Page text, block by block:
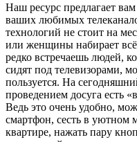
Наш ресурс предлагает
ваших любимых
технологий не стоит на
или женщины набирает
редко встречаешь людей,
сидят под телевизорами,
пользуется. На
проведением досуга есть
Ведь это очень удобно,
смартфон, сесть в уютном
квартире, нажать пару